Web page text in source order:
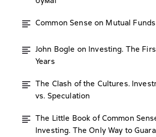
Common Sense on Mutual Funds
John Bogle on Investing. The
Years
The Clash of the Cultures.
vs. Speculation
The Little Book of Common
Investing. The Only Way to